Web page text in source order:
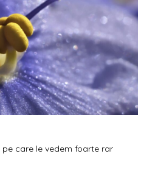
care le vedem foarte rar